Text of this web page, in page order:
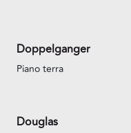
Doppelganger
Piano terra
Douglas